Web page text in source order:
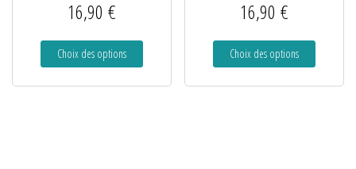
16,90 €
Choix des options
16,90€
Choix des options